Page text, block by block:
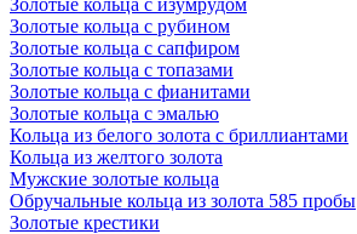
Золотые кольца с изумрудом
Золотые кольца с рубином
Золотые кольца с сапфиром
Золотые кольца с топазами
Золотые кольца с фианитами
Золотые кольца с эмалью
Кольца из белого золота с бриллиантами
Кольца из желтого золота
Мужские золотые кольца
Обручальные кольца из золота 585 пробы
Золотые крестики